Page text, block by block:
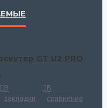
GT U2 PRO
В
закладки
В
сравнение